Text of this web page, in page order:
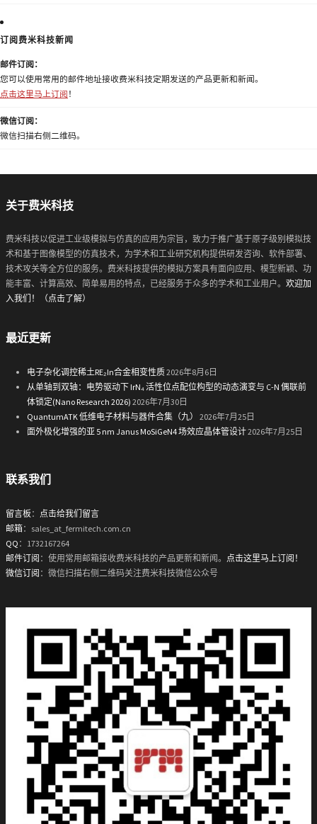
订阅费米科技新闻
邮件订阅：
您可以使用常用的邮件地址接收费米科技定期发送的产品更新和新闻。
点击这里马上订阅 ！
微信订阅：
微信扫描右侧二维码。
关于费米科技
费米科技以促进工业级模拟与仿真的应用为宗旨，致力于推广基于原子级别模拟技
术和基于图像模型的仿真技术，为学术和工业研究机构提供研发咨询、软件部署、
技术攻关等全方位的服务。费米科技提供的模拟方案具有面向应用、模型新颖、功
能丰富、计算高效、简单易用的特点，已经服务于众多的学术和工业用户。 欢迎加
入我们！（点击了解）
最近更新
电子杂化调控稀土RE₂In合金相变性质2026年8月6日
从单轴到双轴：电势驱动下 IrN₄ 活性位点配位构型的动态演变与 C-N 偶联前
体锁定(Nano Research 2026) 2026年7月30日
QuantumATK 低维电子材料与器件合集（九）
2026年7月25日
面外极化增强的亚 5 nm Janus MoSiGeN4 场效应晶体管设计2026年7月25日
联系我们
留言板 ： 点击给我们留言
邮箱：sales_at_fermitech.com.cn
QQ ：1732167264
邮件订阅 ：使用常用邮箱接收费米科技的产品更新和新闻。 点击这里马上订阅！
微信订阅 ：微信扫描右侧二维码关注费米科技微信公众号